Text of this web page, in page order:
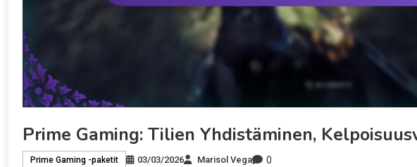
Prime Gaming: Tilien Yhdistäminen,
Prime Gaming -paketit 03/03/2026 Marisol Vega 0